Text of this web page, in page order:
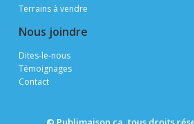
Terrains à vendre
Nous joindre
Dites-le-nous
Témoignages
Contact